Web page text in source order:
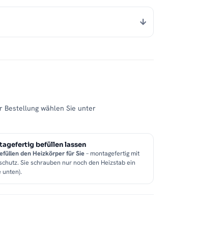
Bestellung wählen Sie unter
befüllen lassen
den Heizkörper für Sie– montagefertig mit
Sie schrauben nur noch den Heizstab ein
unten).